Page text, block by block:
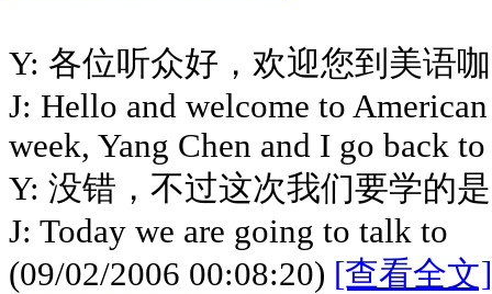
Y: 各位听众好，欢迎您到美语
J: Hello and welcome to
week, Yang Chen and I go back
Y: 没错，不过这次我们要学的
J: Today we are going to talk to
(09/02/2006 00:08:20) [查看全文]